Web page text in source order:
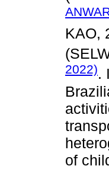
KAO,
2022).
of